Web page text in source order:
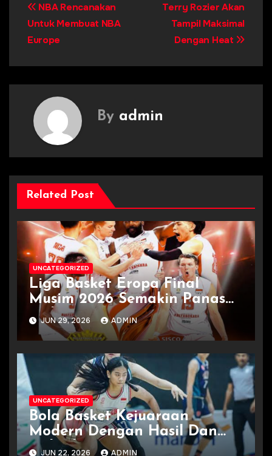
Post
navigation
Terry Rozier Akan
Tampil Maksimal
Dengan Heat
NBA Rencanakan
Untuk Membuat NBA
Europe
By admin
Related Post
UNCATEGORIZED
Liga Basket Eropa Final
Musim 2026 Semakin Panas
Terkini
JUN 29, 2026 ADMIN
UNCATEGORIZED
Bola Basket Kejuaraan
Modern Dengan Hasil Dan
Jadwal
JUN 22, 2026 ADMIN